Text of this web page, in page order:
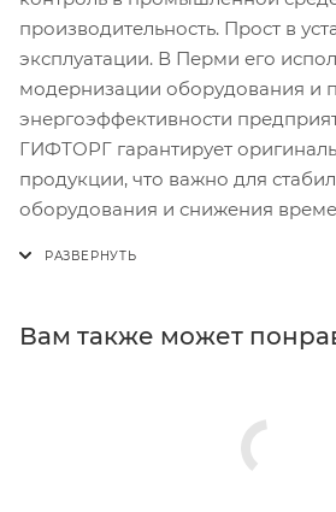
производительность. Прост в
эксплуатации. В Перми его
модернизации оборудования и
энергоэффективности
ГИФТОРГ гарантирует
продукции, что важно для
оборудования и снижения
Вам также может